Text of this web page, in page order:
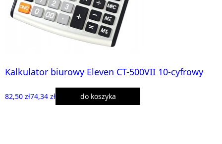
Kalkulator biurowy Eleven CT-500VII 10-cyfrowy
82,50 zł74,34 zł do koszyka